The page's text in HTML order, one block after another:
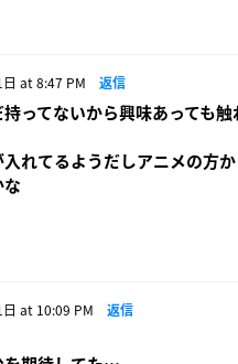
at 8:47 PM 返信
持ってないから興味あっても
入れてるようだしアニメの方
な
at 10:09 PM 返信